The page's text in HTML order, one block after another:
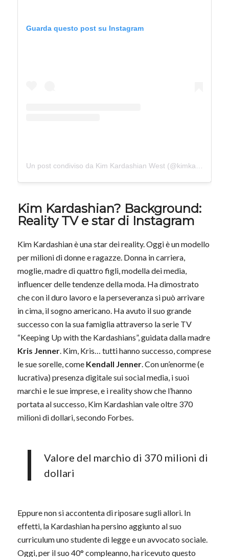
Guarda questo post su Instagram
Un post condiviso da Kim Kardashian West (@kimkardashian)
Kim Kardashian? Background:
Reality TV e star di Instagram
Kim Kardashian è una star dei reality. Oggi è un modello
per milioni di donne e ragazze. Donna in carriera,
moglie, madre di quattro figli, modella dei media,
influencer delle tendenze della moda. Ha dimostrato
che con il duro lavoro e la perseveranza si può arrivare
in cima, il sogno americano. Ha avuto il suo grande
successo con la sua famiglia attraverso la serie TV
“Keeping Up with the Kardashians”, guidata dalla madre
Kris Jenner. Kim, Kris… tutti hanno successo, comprese
le sue sorelle, come Kendall Jenner. Con un’enorme (e
lucrativa) presenza digitale sui social media, i suoi
marchi e le sue imprese, e i reality show che l’hanno
portata al successo, Kim Kardashian vale oltre 370
milioni di dollari, secondo Forbes.
Valore del marchio di 370 milioni di
dollari
Eppure non si accontenta di riposare sugli allori. In
effetti, la Kardashian ha persino aggiunto al suo
curriculum uno studente di legge e un avvocato sociale.
Oggi, per il suo 40° compleanno, ha ricevuto questo